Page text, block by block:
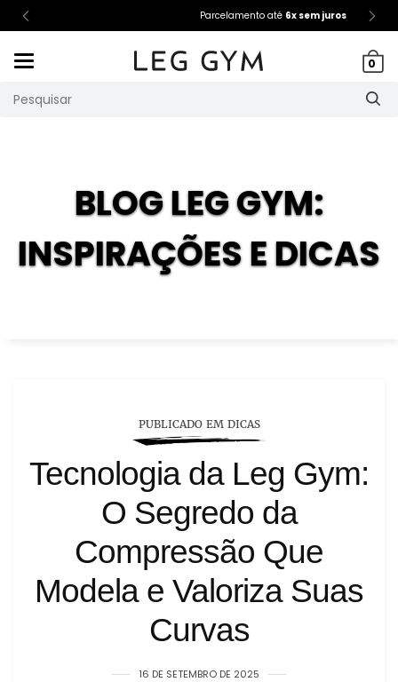
Parcelamento até6x sem juros
0
BLOG LEG GYM:
INSPIRAÇÕES E DICAS
PUBLICADO EM DICAS
Tecnologia da Leg Gym:
O Segredo da
Compressão Que
Modela e Valoriza Suas
Curvas
16 DE SETEMBRO DE 2025